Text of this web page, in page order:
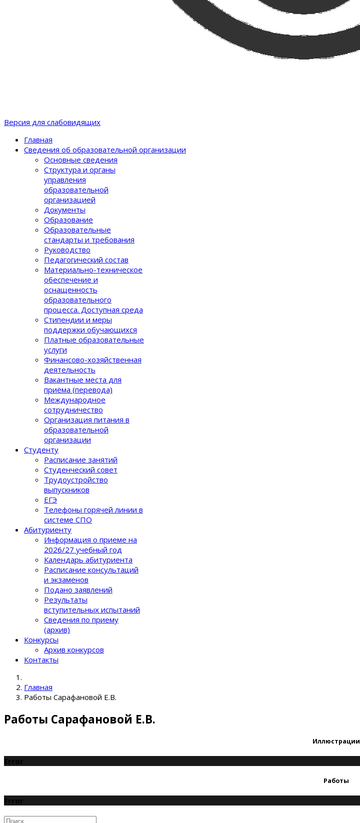
Версия для слабовидящих
Главная
Сведения об образовательной организации
Основные сведения
Структура и органы
управления
образовательной
организацией
Документы
Образование
Образовательные
стандарты и требования
Руководство
Педагогический состав
Материально-техническое
обеспечение и
оснащенность
образовательного
процеcса. Доступная среда
Стипендии и меры
поддержки обучающихся
Платные образовательные
услуги
Финансово-хозяйственная
деятельность
Вакантные места для
приёма (перевода)
Международное
сотрудничество
Организация питания в
образовательной
организации
Студенту
Расписание занятий
Студенческий совет
Трудоустройство
выпускников
ЕГЭ
Телефоны горячей линии в
системе СПО
Абитуриенту
Информация о приеме на
2026/27 учебный год
Календарь абитуриента
Расписание консультаций
и экзаменов
Подано заявлений
Результаты
вступительных испытаний
Сведения по приему
(архив)
Конкурсы
Архив конкурсов
Контакты
Главная
Работы Сарафановой Е.В.
Работы Сарафановой Е.В.
Иллюстрации
Error
Работы
Error